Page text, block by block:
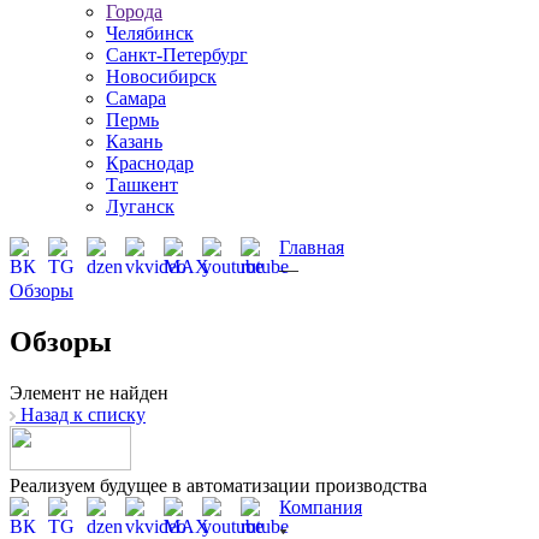
Города
Челябинск
Санкт-Петербург
Новосибирск
Самара
Пермь
Казань
Краснодар
Ташкент
Луганск
Главная
—
Обзоры
Обзоры
Элемент не найден
Назад к списку
Реализуем будущее в автоматизации производства
Компания